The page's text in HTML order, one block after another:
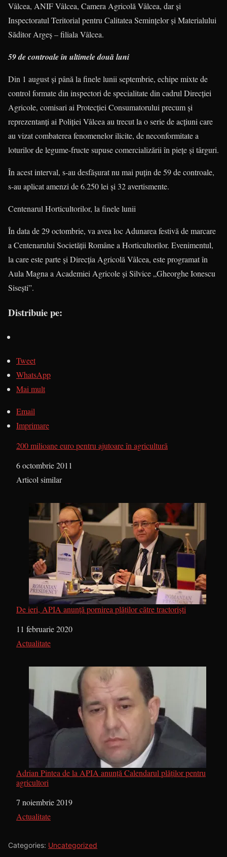
Vâlcea, ANIF Vâlcea, Ca­mera Agricolă Vâlcea, dar şi
Inspectoratul Teritorial pentru Calitatea Seminţelor şi Mate­rialului
Săditor Argeş – filiala Vâlcea.
59 de controale în ultimele două luni
Din 1 august şi până la finele lunii septembrie, echipe mixte de
control formate din inspectori de specialitate din cadrul Direcţiei
Agricole, comisari ai Protecţiei Consumatorului precum şi
reprezentanţi ai Poliţiei Vâlcea au trecut la o serie de acţiuni care
au vizat com­ba­terea fenomenelor ilicite, de necon­for­mitate a
loturilor de legume-fructe supuse comercializării în pieţe şi târguri.
În acest interval, s-au desfăşurat nu mai puţin de 59 de controale,
s-au aplicat amenzi de 6.250 lei şi 32 avertismente.
Centenarul Horticultorilor, la finele lunii
În data de 29 octombrie, va avea loc Adunarea festivă de marcare
a Centena­rului Societăţii Române a Horticultorilor. Evenimentul,
la care este parte şi Direcţia Agricolă Vâlcea, este programat în
Aula Magna a Academiei Agricole şi Silvice „Gheorghe Ionescu
Siseşti”.
Distribuie pe:
Tweet
WhatsApp
Mai mult
Email
Imprimare
200 milioane euro pentru ajutoare în agricultură
Dată
6 octombrie 2011
În legătură cu
Articol similar
De ieri, APIA anunță pornirea plăților către tractoriști
Dată
11 februarie 2020
În legătură cu
Actualitate
Adrian Pintea de la APIA anunță Calendarul plăților pentru
agricultori
Dată
7 noiembrie 2019
În legătură cu
Actualitate
Categories: Uncategorized